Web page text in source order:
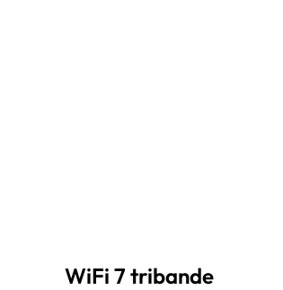
WiFi 7 tribande